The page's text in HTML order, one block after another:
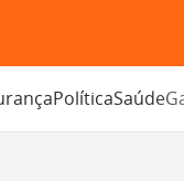
PolíticaSaúde